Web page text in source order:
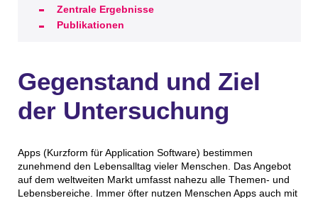
Zentrale Ergebnisse
Publikationen
Gegenstand und Ziel
der Untersuchung
Apps (Kurzform für Application Software) bestimmen
zunehmend den Lebensalltag vieler Menschen. Das Angebot
auf dem weltweiten Markt umfasst nahezu alle Themen- und
Lebensbereiche. Immer öfter nutzen Menschen Apps auch mit